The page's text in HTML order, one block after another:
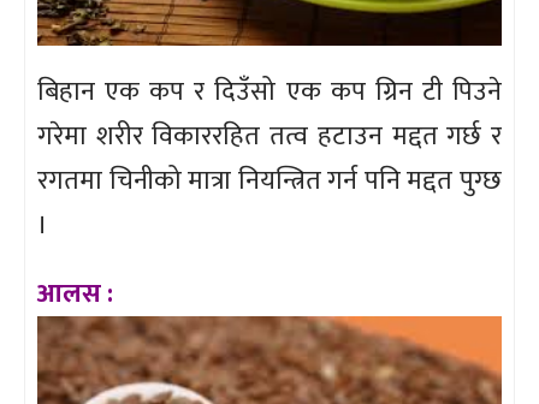
बिहान एक कप र दिउँसो एक कप ग्रिन टी पिउने
गरेमा शरीर विकाररहित तत्व हटाउन मद्दत गर्छ र
रगतमा चिनीको मात्रा नियन्त्रित गर्न पनि मद्दत पुग्छ
।
आलस :